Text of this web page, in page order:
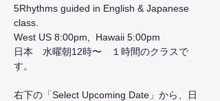
5Rhythms guided in English & Japanese
class.
West US 8:00pm,  Hawaii 5:00pm
日本　水曜朝12時〜　１時間のクラスで
す。
右下の「Select Upcoming Date」から、日